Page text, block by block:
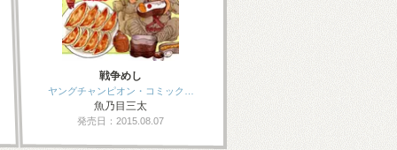
戦争めし
ヤングチャンピオン・コミック…
魚乃目三太
発売日：2015.08.07